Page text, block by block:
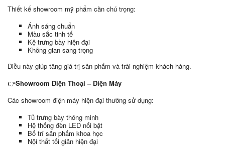
Thiết kế showroom mỹ phẩm cần chú trọng:
Ánh sáng chuẩn
Màu sắc tinh tế
Kệ trưng bày hiện đại
Không gian sang trọng
Điều này giúp tăng giá trị sản phẩm và trải nghiệm khách hàng.
👉Showroom Điện Thoại – Điện Máy
Các showroom điện máy hiện đại thường sử dụng:
Tủ trưng bày thông minh
Hệ thống đèn LED nổi bật
Bố trí sản phẩm khoa học
Nội thất tối giản hiện đại